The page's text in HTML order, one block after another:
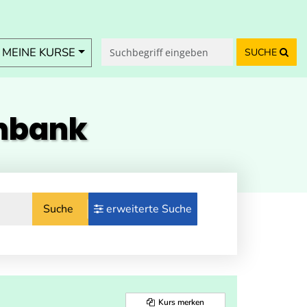
KURSE SUCHE
Suche erweiterte Suche
Kurs merken